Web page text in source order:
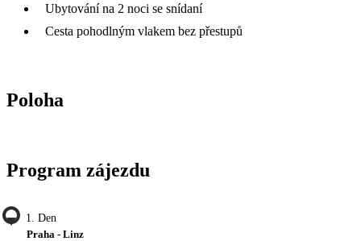
Ubytování na 2 noci se snídaní
Cesta pohodlným vlakem bez přestupů
Poloha
Program zájezdu
1. Den
Praha - Linz